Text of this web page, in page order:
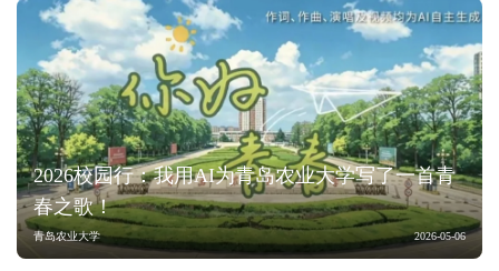
2026校园行：我用AI为青岛农业大学写了一首青
春之歌！
青岛农业大学 2026-05-06